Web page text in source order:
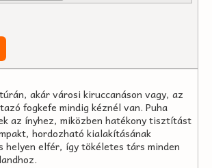
akár városi kiruccanáson vagy, az
fogkefe mindig kéznél van. Puha
az ínyhez, miközben hatékony tisztítást
hordozható kialakításának
helyen elfér, így tökéletes társ minden